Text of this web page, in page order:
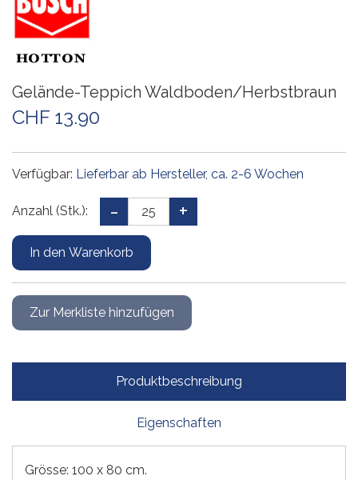
Gelände-Teppich Waldboden/Herbstbraun
CHF 13.90
Verfügbar: Lieferbar ab Hersteller, ca. 2-6 Wochen
Anzahl (Stk.):
Produktbeschreibung
Eigenschaften
Grösse: 100 x 80 cm.